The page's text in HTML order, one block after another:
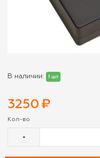
В наличии: 1 шт
3250 ₽
Кол-во
-